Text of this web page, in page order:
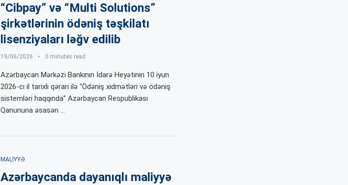
“Cibpay” və “Multi Solutions”
şirkətlərinin ödəniş təşkilatı
lisenziyaları ləğv edilib
19/06/2026 0 minutes read
Azərbaycan Mərkəzi Bankının İdarə Heyətinin 10 iyun
2026-cı il tarixli qərarı ilə “Ödəniş xidmətləri və ödəniş
sistemləri haqqında” Azərbaycan Respublikası
Qanununa əsasən …
MALIYYƏ
Azərbaycanda dayanıqlı maliyyə